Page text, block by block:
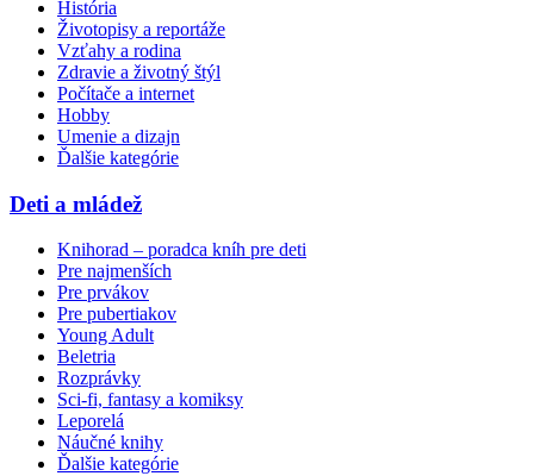
História
Životopisy a reportáže
Vzťahy a rodina
Zdravie a životný štýl
Počítače a internet
Hobby
Umenie a dizajn
Ďalšie kategórie
Deti a mládež
Knihorad – poradca kníh pre deti
Pre najmenších
Pre prvákov
Pre pubertiakov
Young Adult
Beletria
Rozprávky
Sci-fi, fantasy a komiksy
Leporelá
Náučné knihy
Ďalšie kategórie